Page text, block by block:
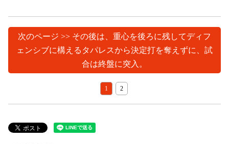
次のページ >> その後は、重心を後ろに残してディフ
ェンシブに構えるタパレスから決定打を奪えずに、試
合は終盤に突入。
1 2